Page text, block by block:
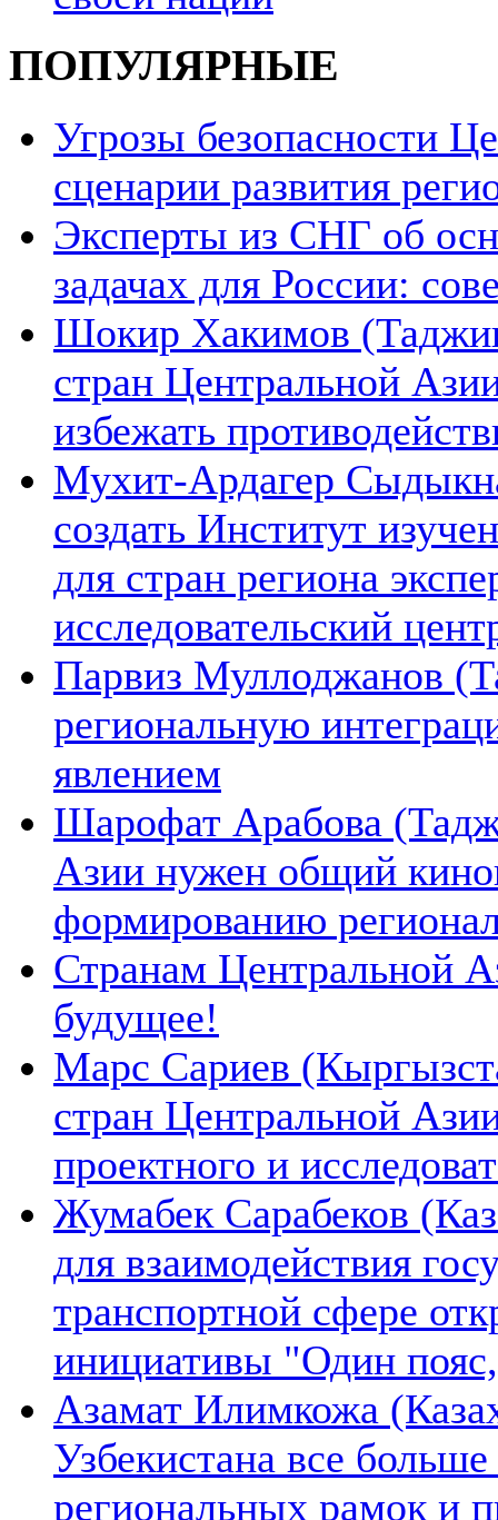
ПОПУЛЯРНЫЕ
Угрозы безопасности
сценарии развития
Эксперты из СНГ об
задачах для России:
Шокир Хакимов
стран Центральной
избежать
Мухит-Ардагер
создать Институт
для стран региона
исследовательский
Парвиз Муллоджанов
региональную
явлением
Шарофат Арабова
Азии нужен общий
формированию
Странам Центральной
будущее!
Марс Сариев
стран Центральной
проектного и
Жумабек Сарабеков
для взаимодействия
транспортной сфере
инициативы "Один
Азамат Илимкожа
Узбекистана все
региональных рамок и